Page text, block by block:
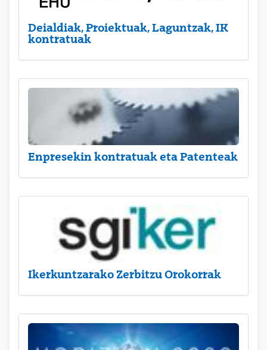
Deialdiak, Proiektuak, Laguntzak, IK
kontratuak
Enpresekin kontratuak eta Patenteak
Ikerkuntzarako Zerbitzu Orokorrak